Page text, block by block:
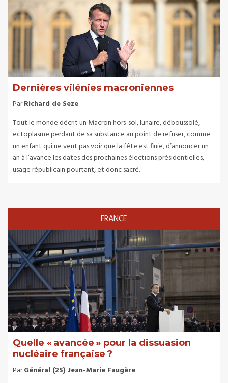
Dernières vilénies macroniennes
ParRichard de Seze
Tout le monde décrit un Macron hors-sol, lunaire, déboussolé,
ectoplasme perdant de sa substance au point de refuser, comme
un enfant qui ne veut pas voir que la fête est finie, d’annoncer un
an à l’avance les dates des prochaines élections présidentielles,
usage républicain pourtant, et donc sacré.
FRANCE
Quelle « avancée » pour la dissuasion
nucléaire française ?
ParGénéral (2S) Jean-Marie Faugère